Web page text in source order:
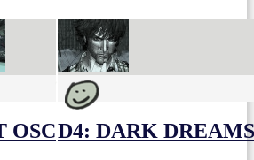
OSCD4: DARK